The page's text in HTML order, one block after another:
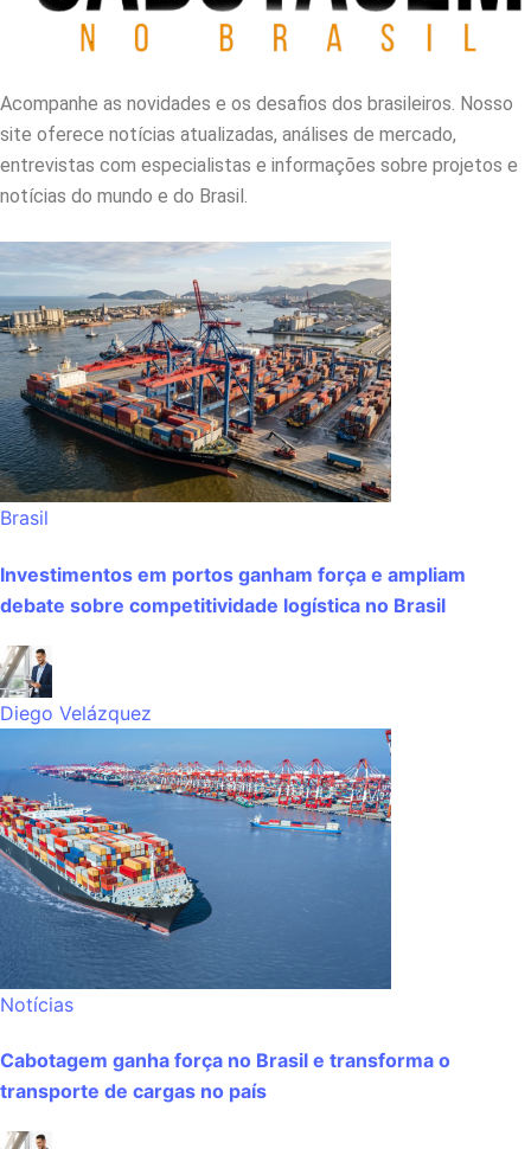
Acompanhe as novidades e os desafios dos brasileiros. Nosso
site oferece notícias atualizadas, análises de mercado,
entrevistas com especialistas e informações sobre projetos e
notícias do mundo e do Brasil.
Brasil
Investimentos em portos ganham força e ampliam
debate sobre competitividade logística no Brasil
Diego Velázquez
Notícias
Cabotagem ganha força no Brasil e transforma o
transporte de cargas no país